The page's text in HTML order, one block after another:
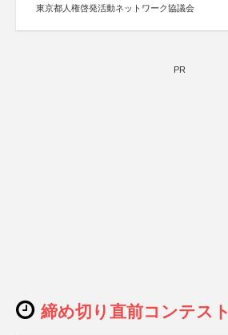
東京都人権啓発活動ネットワーク協議会
PR
締め切り直前コンテスト